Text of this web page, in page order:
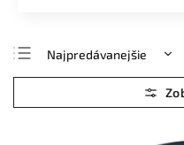
Najpredávanejšie
Najlacnejšie
Najdrahšie